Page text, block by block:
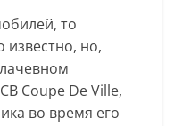
то
но,
Coupe De Ville,
во время его